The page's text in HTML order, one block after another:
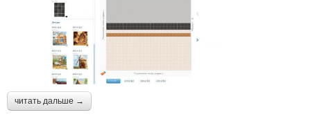
читать дальше →